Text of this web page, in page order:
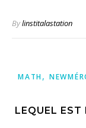
Bylinstitalastation
MATH,
LEQUEL EST